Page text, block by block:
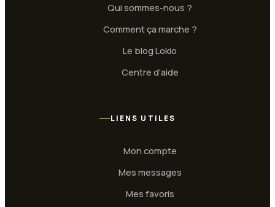
Qui sommes-nous ?
Comment ça marche ?
Le blog Lokio
Centre d'aide
LIENS UTILES
Mon compte
Mes messages
Mes favoris